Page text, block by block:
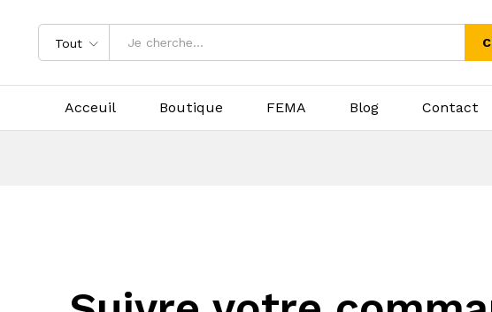
Tout
Acceuil Boutique FEMA Blog Contact